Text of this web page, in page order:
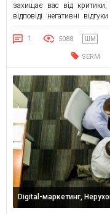
захищає вас від
відповіді негативні
репутації в інтернеті.
часи незадоволений клієнт
1 5088 ШМ
SERM
Digital-маркетинг,